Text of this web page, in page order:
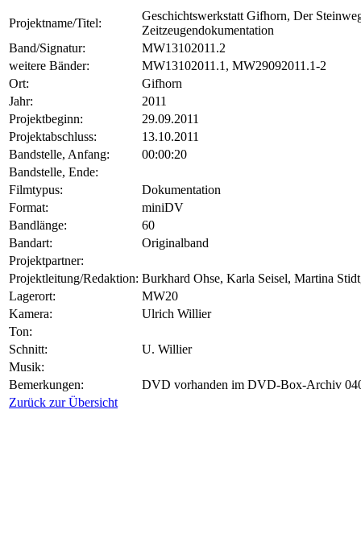
Projektname/Titel:
Geschichtswerkstatt Gifhorn, Der
Zeitzeugendokumentation
Band/Signatur:
MW13102011.2
weitere Bänder:
MW13102011.1, MW29092011.1-2
Ort:
Gifhorn
Jahr:
2011
Projektbeginn:
29.09.2011
Projektabschluss:
13.10.2011
Bandstelle, Anfang:
00:00:20
Bandstelle, Ende:
Filmtypus:
Dokumentation
Format:
miniDV
Bandlänge:
60
Bandart:
Originalband
Projektpartner:
Projektleitung/Redaktion: Burkhard Ohse, Karla Seisel, Martina
Lagerort:
MW20
Kamera:
Ulrich Willier
Ton:
Schnitt:
U. Willier
Musik:
Bemerkungen:
DVD vorhanden im DVD-Box-Archiv
Zurück zur Übersicht